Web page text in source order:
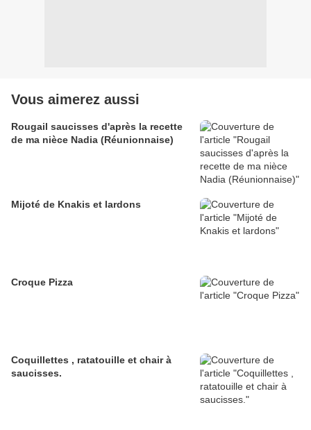
Vous aimerez aussi
Rougail saucisses d'après la recette
de ma nièce Nadia (Réunionnaise)
Mijoté de Knakis et lardons
Croque Pizza
Coquillettes , ratatouille et chair à
saucisses.